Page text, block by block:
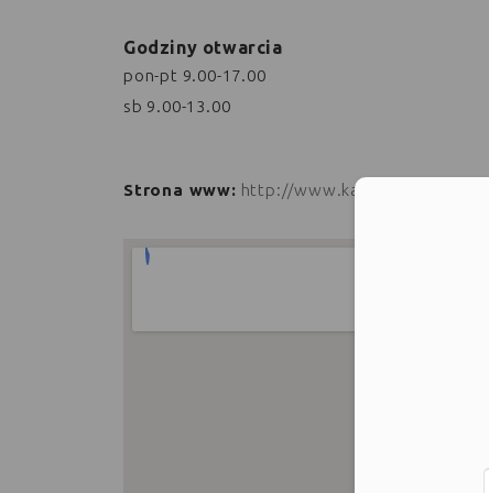
Godziny otwarcia
pon-pt 9.00-17.00
sb 9.00-13.00
Strona www: http://www.kantorverde.pl